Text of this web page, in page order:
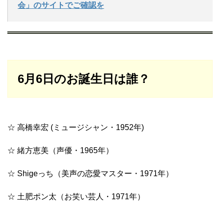
会」のサイトでご確認を
6月6日のお誕生日は誰？
☆ 高橋幸宏 (ミュージシャン・1952年)
☆ 緒方恵美（声優・1965年）
☆ Shigeっち（美声の恋愛マスター・1971年）
☆ 土肥ポン太（お笑い芸人・1971年）